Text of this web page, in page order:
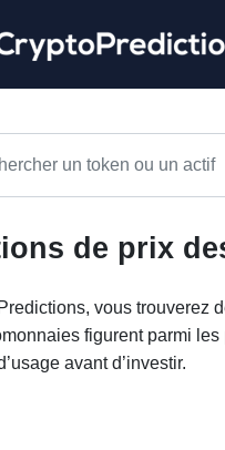
de prix
vous trouverez
figurent parmi
avant d’investir.